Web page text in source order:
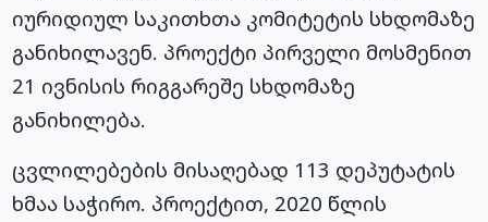
იურიდიულ საკითხთა კომიტეტის სხდომაზე
განიხილავენ. პროექტი პირველი მოსმენით
21 ივნისის რიგგარეშე სხდომაზე
განიხილება.
ცვლილებების მისაღებად 113 დეპუტატის
ხმაა საჭირო. პროექტით, 2020 წლის